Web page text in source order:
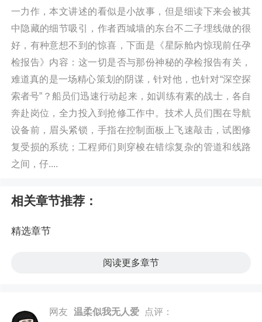
一力作，本文讲述的看似是小故事，但是细读下来会被其
中隐藏的细节吸引，作者西城墙的东台不二子埋线做的很
好，有种意想不到的惊喜，下面是《星际舱内惊现前任孕
检报告》内容：这一切是否与那份神秘的孕检报告有关，
难道真的是一场精心策划的阴谋，针对他，也针对“深空探
索者号”？船员们迅速行动起来，如训练有素的战士，各自
奔赴岗位，全力投入到抢修工作中。技术人员们围在导航
设备前，眉头紧锁，手指在控制面板上飞速敲击，试图修
复受损的系统；工程师们则穿梭在错综复杂的管道和线路
之间，仔....
相关章节推荐：
精选章节
阅读更多章节
网友 温柔似我无人爱
点评：